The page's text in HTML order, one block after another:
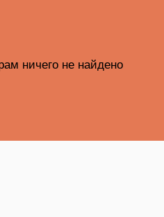
ничего не найдено